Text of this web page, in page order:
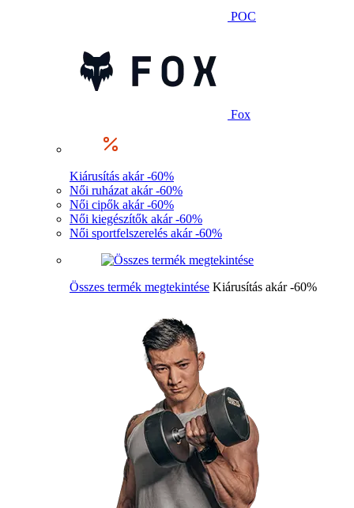
POC
Fox
Kiárusítás akár -60%
Női ruházat akár -60%
Női cipők akár -60%
Női kiegészítők akár -60%
Női sportfelszerelés akár -60%
Összes termék megtekintése Kiárusítás akár -60%